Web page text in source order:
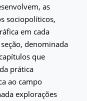
as
sociopolíticos,
em cada
denominada
que
prática
ao campo
explorações